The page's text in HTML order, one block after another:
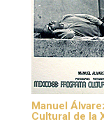
Manuel
Cultural de la